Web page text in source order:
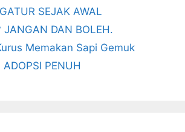
SEJAK AWAL
JANGAN DAN BOLEH.
Memakan Sapi Gemuk
PENUH